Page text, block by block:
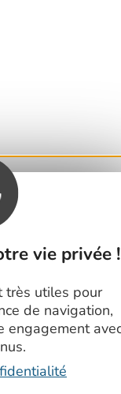
vie privée !
très utiles pour
de navigation,
engagement